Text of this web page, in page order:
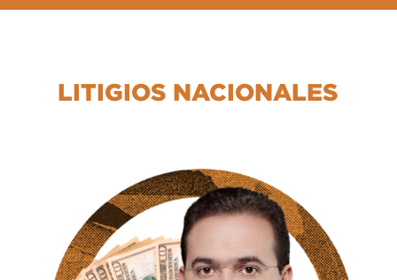
LITIGIOS NACIONALES